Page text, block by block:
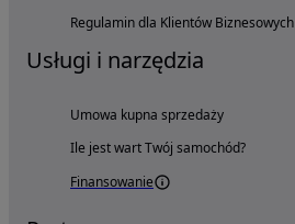
Regulamin dla Klientów Biznesowych
Usługi i narzędzia
Umowa kupna sprzedaży
Ile jest wart Twój samochód?
Finansowanie